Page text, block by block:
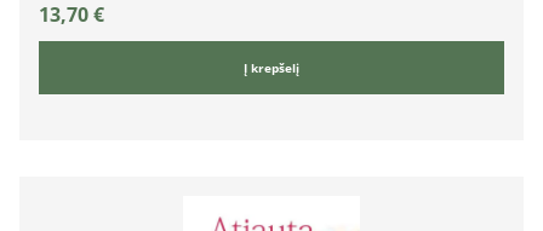
13,70€
Į krepšelį